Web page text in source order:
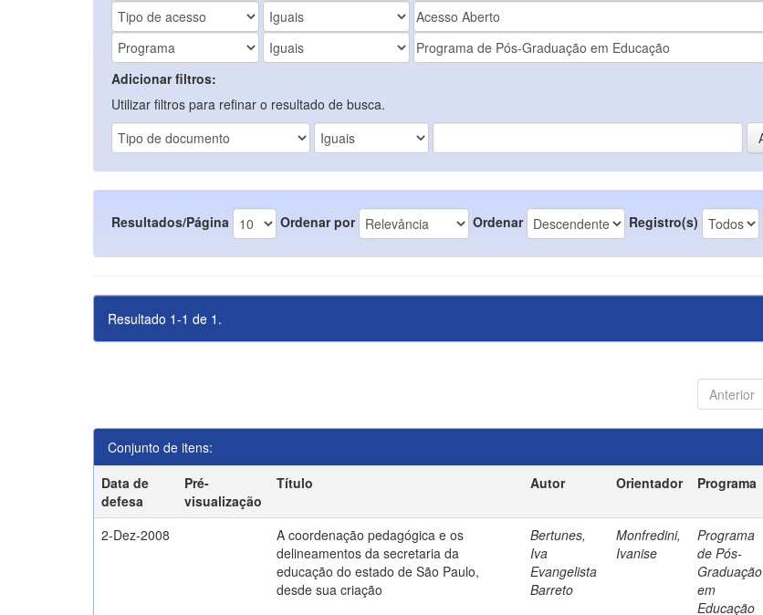
Adicionar filtros:
Utilizar filtros para refinar o resultado de busca.
Resultados/Página Ordenar por Ordenar Registro(s)
Resultado 1-1 de 1.
Anterior
Conjunto de itens:
Data de
defesa
Pré-
visualização
Título Autor Orientador Programa
2-Dez-2008
A coordenação pedagógica e os
delineamentos da secretaria da
educação do estado de São Paulo,
desde sua criação
Bertunes,
Iva
Evangelista
Barreto
Monfredini,
Ivanise
Programa
de Pós-
Graduação
em
Educação